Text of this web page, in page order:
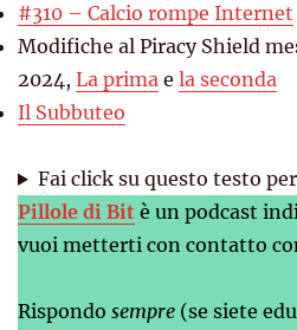
#310 – Calcio rompe Internet
Modifiche al Piracy Shield
2024, La primae la seconda
Il Subbuteo
Fai click su questo testo
Pillole di Bitè un podcast
vuoi metterti con contatto
Rispondo sempre(se siete